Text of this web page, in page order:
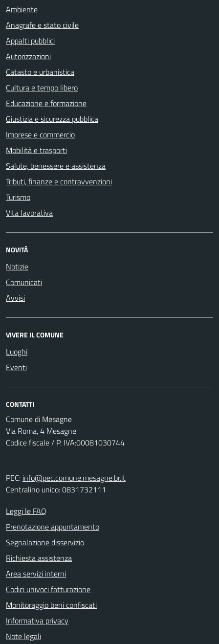
Ambiente
Anagrafe e stato civile
Appalti pubblici
Autorizzazioni
Catasto e urbanistica
Cultura e tempo libero
Educazione e formazione
Giustizia e sicurezza pubblica
Imprese e commercio
Mobilità e trasporti
Salute, benessere e assistenza
Tributi, finanze e contravvenzioni
Turismo
Vita lavorativa
NOVITÀ
Notizie
Comunicati
Avvisi
VIVERE IL COMUNE
Luoghi
Eventi
CONTATTI
Comune di Mesagne
Via Roma, 4 Mesagne
Codice fiscale / P. IVA:00081030744
PEC: info@pec.comune.mesagne.br.it
Centralino unico: 0831732111
Leggi le FAQ
Prenotazione appuntamento
Segnalazione disservizio
Richiesta assistenza
Area servizi interni
Codici univoci fatturazione
Monitoraggio beni confiscati
Informativa privacy
Note legali